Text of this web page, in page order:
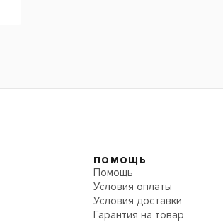
ПОМОЩЬ
Помощь
Условия оплаты
Условия доставки
Гарантия на товар